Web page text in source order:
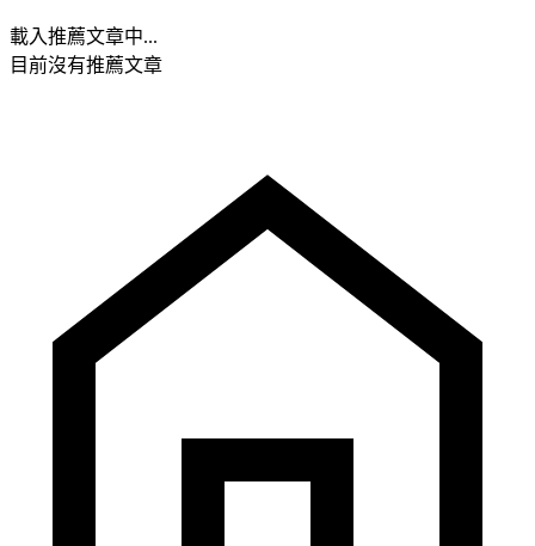
載入推薦文章中...
目前沒有推薦文章